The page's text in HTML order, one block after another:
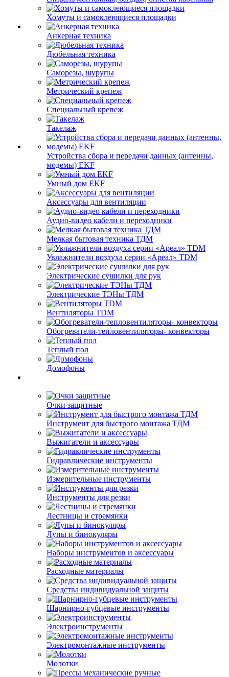
Хомуты и самоклеющиеся площадки
Анкерная техника
Дюбельная техника
Саморезы, шурупы
Метрический крепеж
Специальный крепеж
Такелаж
Устройства сбора и передачи данных (антенны,
модемы) EKF
Умный дом EKF
Аксессуары для вентиляции
Аудио-видео кабели и переходники
Мелкая бытовая техника ТДМ
Увлажнители воздуха серии «Ареал» TDM
Электрические сушилки для рук
Электрические ТЭНы ТДМ
Вентиляторы TDM
Обогреватели-тепловентиляторы- конвекторы
Теплый пол
Домофоны
Очки защитные
Инструмент для быстрого монтажа ТДМ
Выжигатели и аксессуары
Гидравлические инструменты
Измерительные инструменты
Инструменты для резки
Лестницы и стремянки
Лупы и бинокуляры
Наборы инструментов и аксессуары
Расходные материалы
Средства индивидуальной защиты
Шарнирно-губцевые инструменты
Электроинструменты
Электромонтажные инструменты
Молотки